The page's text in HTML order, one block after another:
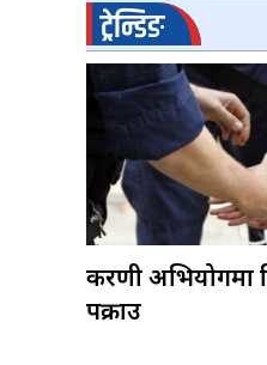
ट्रेन्डिङ
करणी अभियोगमा
पक्राउ